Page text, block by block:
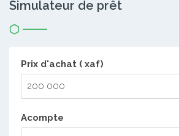
Simulateur de prêt
Prix d'achat ( xaf)
Acompte